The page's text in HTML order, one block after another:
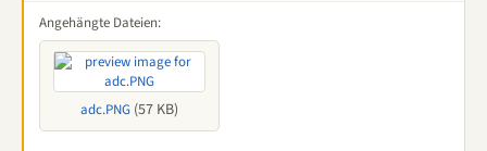
Angehängte Dateien:
adc.PNG (57 KB)